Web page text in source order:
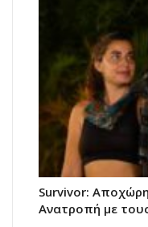
Survivor:
Ανατροπή με